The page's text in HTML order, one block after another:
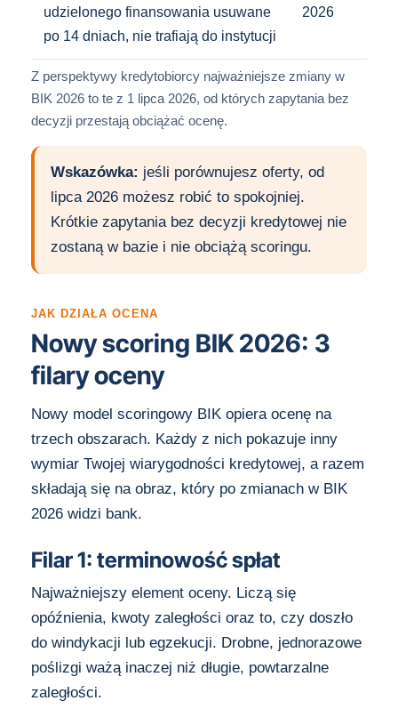
udzielonego finansowania usuwane
po 14 dniach, nie trafiają do instytucji
2026
Z perspektywy kredytobiorcy najważniejsze zmiany w
BIK 2026 to te z 1 lipca 2026, od których zapytania bez
decyzji przestają obciążać ocenę.
Wskazówka: jeśli porównujesz oferty, od
lipca 2026 możesz robić to spokojniej.
Krótkie zapytania bez decyzji kredytowej nie
zostaną w bazie i nie obciążą scoringu.
JAK DZIAŁA OCENA
Nowy scoring BIK 2026: 3
filary oceny
Nowy model scoringowy BIK opiera ocenę na
trzech obszarach. Każdy z nich pokazuje inny
wymiar Twojej wiarygodności kredytowej, a razem
składają się na obraz, który po zmianach w BIK
2026 widzi bank.
Filar 1: terminowość spłat
Najważniejszy element oceny. Liczą się
opóźnienia, kwoty zaległości oraz to, czy doszło
do windykacji lub egzekucji. Drobne, jednorazowe
poślizgi ważą inaczej niż długie, powtarzalne
zaległości.